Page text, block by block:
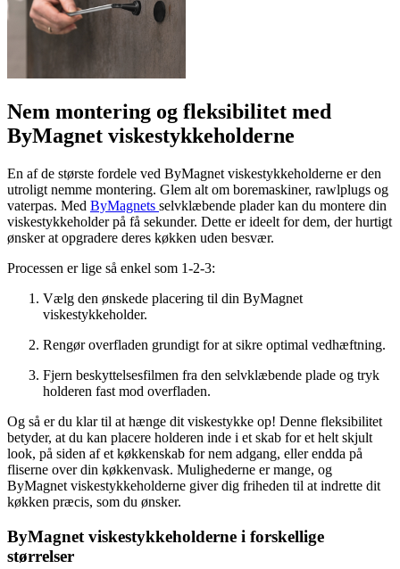
Nem montering og fleksibilitet med
ByMagnet viskestykkeholderne
En af de største fordele ved ByMagnet viskestykkeholderne er den
utroligt nemme montering. Glem alt om boremaskiner, rawlplugs og
vaterpas. Med ByMagnets selvklæbende plader kan du montere din
viskestykkeholder på få sekunder. Dette er ideelt for dem, der hurtigt
ønsker at opgradere deres køkken uden besvær.
Processen er lige så enkel som 1-2-3:
Vælg den ønskede placering til din ByMagnet
viskestykkeholder.
Rengør overfladen grundigt for at sikre optimal vedhæftning.
Fjern beskyttelsesfilmen fra den selvklæbende plade og tryk
holderen fast mod overfladen.
Og så er du klar til at hænge dit viskestykke op! Denne fleksibilitet
betyder, at du kan placere holderen inde i et skab for et helt skjult
look, på siden af et køkkenskab for nem adgang, eller endda på
fliserne over din køkkenvask. Mulighederne er mange, og
ByMagnet viskestykkeholderne giver dig friheden til at indrette dit
køkken præcis, som du ønsker.
ByMagnet viskestykkeholderne i forskellige
størrelser